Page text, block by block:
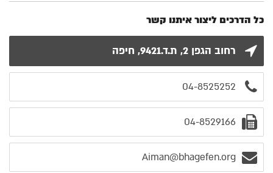
כל הדרכים ליצור איתנו קשר
רחוב הגפן 2, ת.ד.9421, חיפה
04-8525252
04-8529166
Aiman@bhagefen.org